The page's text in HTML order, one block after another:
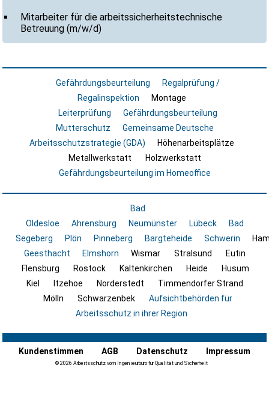
Mitarbeiter für die arbeitssicherheitstechnische
Betreuung (m/w/d)
Gefährdungsbeurteilung
Regalprüfung /
Regalinspektion
Montage
Leiterprüfung
Gefährdungsbeurteilung
Mutterschutz
Gemeinsame Deutsche
Arbeitsschutzstrategie (GDA)
Höhenarbeitsplätze
Metallwerkstatt
Holzwerkstatt
Gefährdungsbeurteilung im Homeoffice
Bad
Oldesloe
Ahrensburg Neumünster Lübeck
Bad
Segeberg
Plön Pinneberg Bargteheide Schwerin
Geesthacht
Elmshorn Wismar Stralsund
Eutin
Flensburg
Rostock Kaltenkirchen Heide
Husum
Kiel
Itzehoe Norderstedt
Timmendorfer Strand
Mölln
Schwarzenbek
Aufsichtbehörden für
Arbeitsschutz in ihrer Region
Kundenstimmen AGB Datenschutz Impressum
© 2026 Arbeitsschutz vom Ingenieurbüro für Qualität und Sicherheit